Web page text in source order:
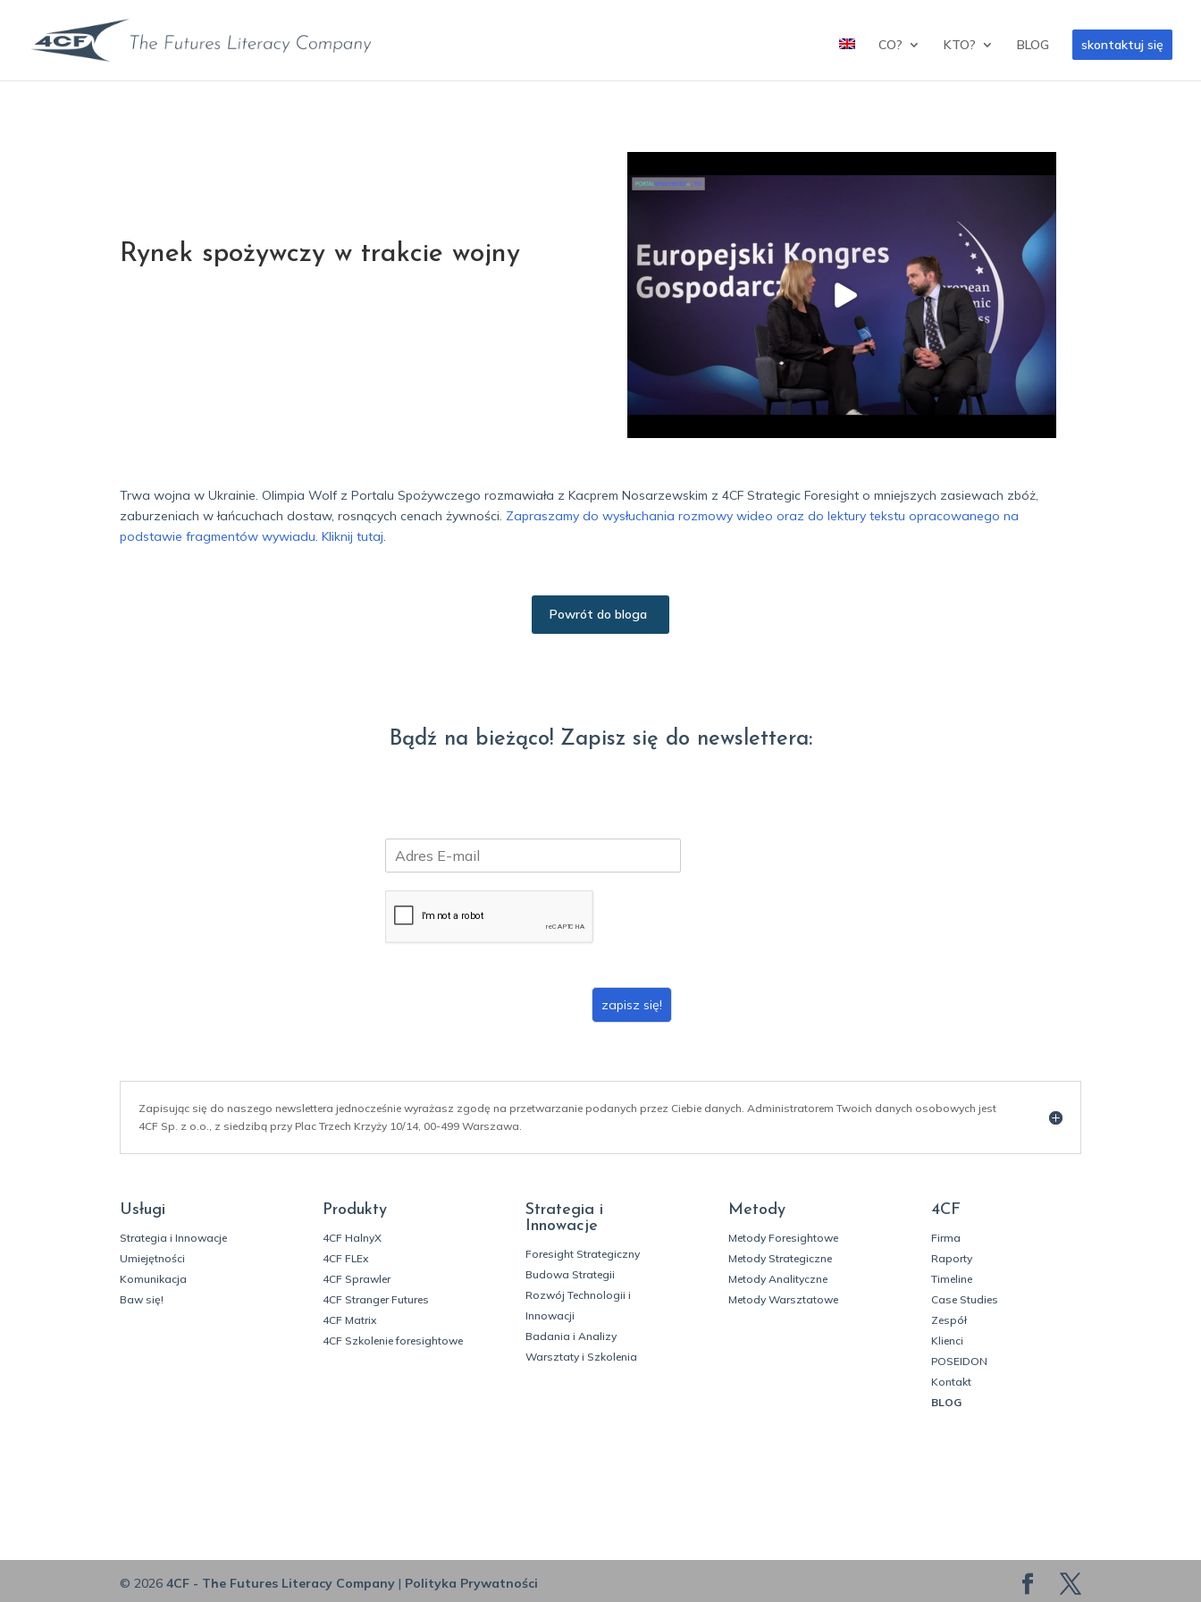
CO? KTO? BLOG skontaktuj się
Rynek spożywczy w trakcie wojny
Trwa wojna w Ukrainie. Olimpia Wolf z Portalu Spożywczego rozmawiała z Kacprem Nosarzewskim z 4CF Strategic Foresight o mniejszych zasiewach zbóż,
zaburzeniach w łańcuchach dostaw, rosnących cenach żywności. Zapraszamy do wysłuchania rozmowy wideo oraz do lektury tekstu opracowanego na
podstawie fragmentów wywiadu. Kliknij tutaj.
Powrót do bloga
Bądź na bieżąco! Zapisz się do newslettera:
m
zapisz się!
Zapisując się do naszego newslettera jednocześnie wyrażasz zgodę na przetwarzanie podanych przez Ciebie danych. Administratorem Twoich danych osobowych jest
4CF Sp. z o.o., z siedzibą przy Plac Trzech Krzyży 10/14, 00-499 Warszawa.
Usługi
Strategia i Innowacje
Umiejętności
Komunikacja
Baw się!
Produkty
4CF HalnyX
4CF FLEx
4CF Sprawler
4CF Stranger Futures
4CF Matrix
4CF Szkolenie foresightowe
Strategia i
Innowacje
Foresight Strategiczny
Budowa Strategii
Rozwój Technologii i
Innowacji
Badania i Analizy
Warsztaty i Szkolenia
Metody
Metody Foresightowe
Metody Strategiczne
Metody Analityczne
Metody Warsztatowe
4CF
Firma
Raporty
Timeline
Case Studies
Zespół
Klienci
POSEIDON
Kontakt
BLOG
© 2026 4CF - The Futures Literacy Company| Polityka Prywatności